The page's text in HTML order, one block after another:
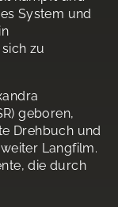
System und
zu
geboren,
Drehbuch und
Langfilm.
die durch